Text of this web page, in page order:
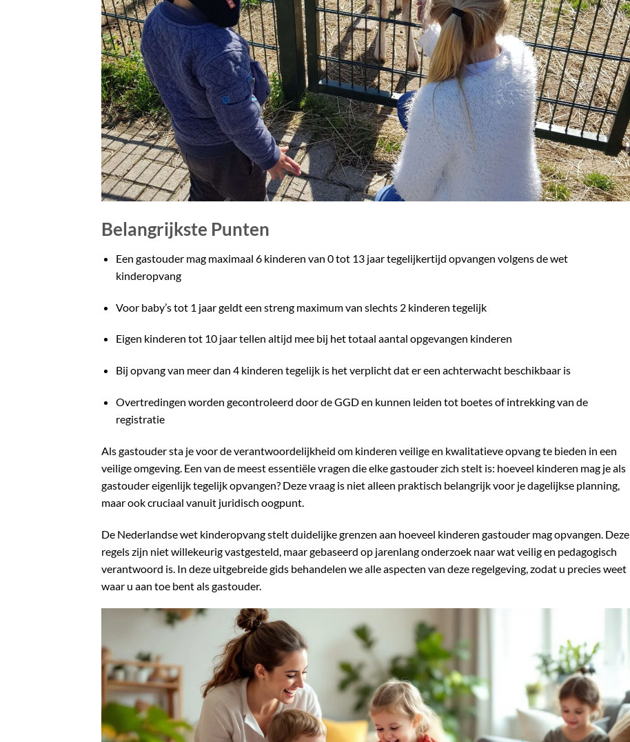
Belangrijkste Punten
Een gastouder mag maximaal 6 kinderen van 0 tot 13 jaar tegelijkertijd opvangen volgens de wet
kinderopvang
Voor baby’s tot 1 jaar geldt een streng maximum van slechts 2 kinderen tegelijk
Eigen kinderen tot 10 jaar tellen altijd mee bij het totaal aantal opgevangen kinderen
Bij opvang van meer dan 4 kinderen tegelijk is het verplicht dat er een achterwacht beschikbaar is
Overtredingen worden gecontroleerd door de GGD en kunnen leiden tot boetes of intrekking van de
registratie
Als gastouder sta je voor de verantwoordelijkheid om kinderen veilige en kwalitatieve opvang te bieden in een
veilige omgeving. Een van de meest essentiële vragen die elke gastouder zich stelt is: hoeveel kinderen mag je als
gastouder eigenlijk tegelijk opvangen? Deze vraag is niet alleen praktisch belangrijk voor je dagelijkse planning,
maar ook cruciaal vanuit juridisch oogpunt.
De Nederlandse wet kinderopvang stelt duidelijke grenzen aan hoeveel kinderen gastouder mag opvangen. Deze
regels zijn niet willekeurig vastgesteld, maar gebaseerd op jarenlang onderzoek naar wat veilig en pedagogisch
verantwoord is. In deze uitgebreide gids behandelen we alle aspecten van deze regelgeving, zodat u precies weet
waar u aan toe bent als gastouder.